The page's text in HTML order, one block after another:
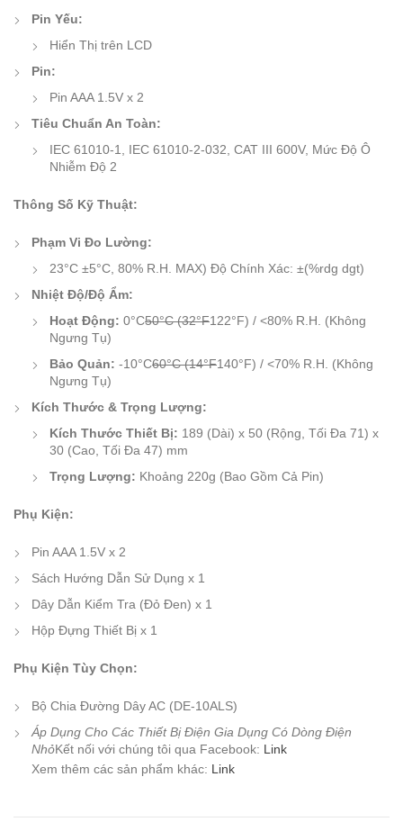
Pin Yếu:
Hiển Thị trên LCD
Pin:
Pin AAA 1.5V x 2
Tiêu Chuẩn An Toàn:
IEC 61010-1, IEC 61010-2-032, CAT III 600V, Mức Độ Ô
Nhiễm Độ 2
Thông Số Kỹ Thuật:
Phạm Vi Đo Lường:
23°C ±5°C, 80% R.H. MAX) Độ Chính Xác: ±(%rdg dgt)
Nhiệt Độ/Độ Ẩm:
Hoạt Động: 0°C50°C (32°F122°F) / <80% R.H. (Không
Ngưng Tụ)
Bảo Quản: -10°C60°C (14°F140°F) / <70% R.H. (Không
Ngưng Tụ)
Kích Thước & Trọng Lượng:
Kích Thước Thiết Bị: 189 (Dài) x 50 (Rộng, Tối Đa 71) x
30 (Cao, Tối Đa 47) mm
Trọng Lượng: Khoảng 220g (Bao Gồm Cả Pin)
Phụ Kiện:
Pin AAA 1.5V x 2
Sách Hướng Dẫn Sử Dụng x 1
Dây Dẫn Kiểm Tra (Đỏ Đen) x 1
Hộp Đựng Thiết Bị x 1
Phụ Kiện Tùy Chọn:
Bộ Chia Đường Dây AC (DE-10ALS)
Áp Dụng Cho Các Thiết Bị Điện Gia Dụng Có Dòng Điện
NhỏKết nối với chúng tôi qua Facebook: Link
Xem thêm các sản phẩm khác: Link